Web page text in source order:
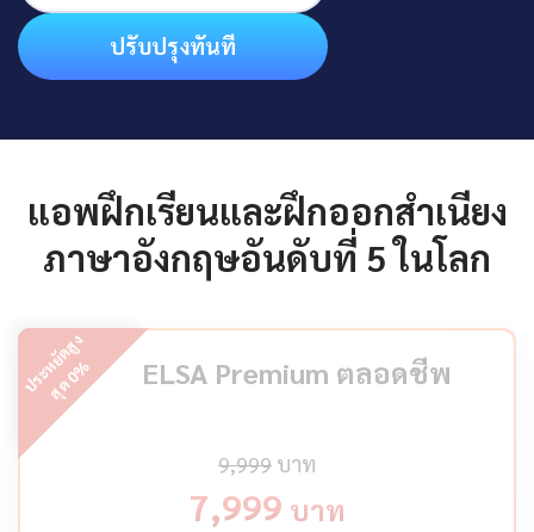
ปรับปรุงทันที
แอพฝึกเรียนและฝึกออกสำเนียง
ภาษาอังกฤษอันดับที่ 5 ในโลก
ป
ร
ะ
ห
ยั
ด
สู
ง
สุ
ด
0
% ELSA Premium ตลอดชีพ
9,999 บาท
7,999 บาท